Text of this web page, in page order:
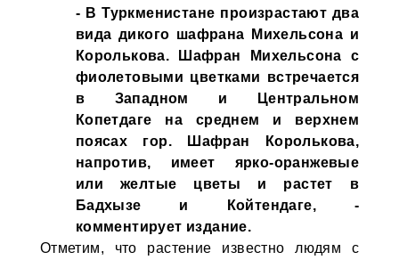
- В Туркменистане произрастают два
вида дикого шафрана Михельсона и
Королькова. Шафран Михельсона с
фиолетовыми цветками встречается
в Западном и Центральном
Копетдаге на среднем и верхнем
поясах гор. Шафран Королькова,
напротив, имеет ярко-оранжевые
или желтые цветы и растет в
Бадхызе и Койтендаге, -
комментирует издание.
Отметим, что растение известно людям с